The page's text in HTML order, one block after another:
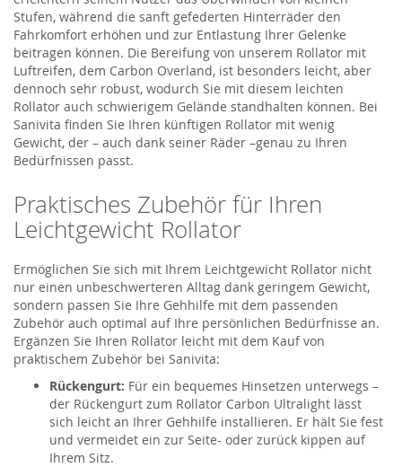
Stufen, während die sanft gefederten Hinterräder den
Fahrkomfort erhöhen und zur Entlastung Ihrer Gelenke
beitragen können. Die Bereifung von unserem Rollator mit
Luftreifen, dem Carbon Overland, ist besonders leicht, aber
dennoch sehr robust, wodurch Sie mit diesem leichten
Rollator auch schwierigem Gelände standhalten können. Bei
Sanivita finden Sie Ihren künftigen Rollator mit wenig
Gewicht, der – auch dank seiner Räder –genau zu Ihren
Bedürfnissen passt.
Praktisches Zubehör für Ihren
Leichtgewicht Rollator
Ermöglichen Sie sich mit Ihrem Leichtgewicht Rollator nicht
nur einen unbeschwerteren Alltag dank geringem Gewicht,
sondern passen Sie Ihre Gehhilfe mit dem passenden
Zubehör auch optimal auf Ihre persönlichen Bedürfnisse an.
Ergänzen Sie Ihren Rollator leicht mit dem Kauf von
praktischem Zubehör bei Sanivita:
Rückengurt: Für ein bequemes Hinsetzen unterwegs –
der Rückengurt zum Rollator Carbon Ultralight lässt
sich leicht an Ihrer Gehhilfe installieren. Er hält Sie fest
und vermeidet ein zur Seite- oder zurück kippen auf
Ihrem Sitz.